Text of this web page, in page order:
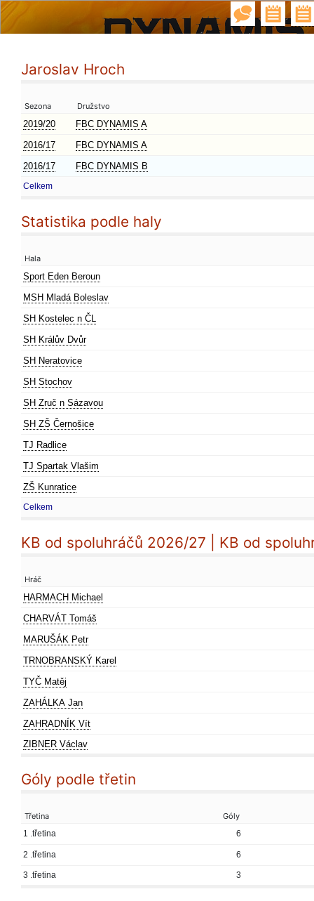
Jaroslav Hroch
Sezona Družstvo
2019/20
FBC DYNAMIS A
2016/17
FBC DYNAMIS A
2016/17
FBC DYNAMIS B
Celkem
Statistika podle haly
Hala
Sport Eden Beroun
MSH Mladá Boleslav
SH Kostelec n ČL
SH Králův Dvůr
SH Neratovice
SH Stochov
SH Zruč n Sázavou
SH ZŠ Černošice
TJ Radlice
TJ Spartak Vlašim
ZŠ Kunratice
Celkem
KB od spoluhráčů 2026/27 | KB od
Hráč
HARMACH Michael
CHARVÁT Tomáš
MARUŠÁK Petr
TRNOBRANSKÝ Karel
TYČ Matěj
ZAHÁLKA Jan
ZAHRADNÍK Vít
ZIBNER Václav
Góly podle třetin
Třetina
Góly
1 .třetina
6
2 .třetina 6
3 .třetina 3